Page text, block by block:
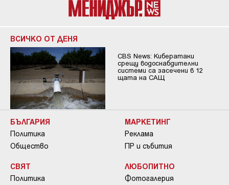
ВСИЧКО ОТ ДЕНЯ
CBS News: Кибератаки
срещу водоснабдителни
системи са засечени в 12
щата на САЩ
БЪЛГАРИЯ
Политика
Общество
СВЯТ
Политика
МАРКЕТИНГ
Реклама
ПР и събития
ЛЮБОПИТНО
Фотогалерия